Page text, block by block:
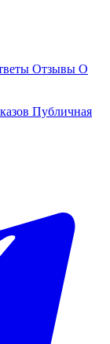
Отзывы О
Публичная